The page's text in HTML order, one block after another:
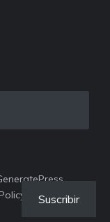
Style Guide
Suscribir